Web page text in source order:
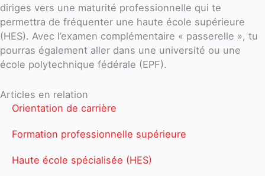
diriges vers une maturité professionnelle qui te
permettra de fréquenter une haute école supérieure
(HES). Avec l’examen complémentaire « passerelle », tu
pourras également aller dans une université ou une
école polytechnique fédérale (EPF).
Articles en relation
Orientation de carrière
Formation professionnelle supérieure
Haute école spécialisée (HES)